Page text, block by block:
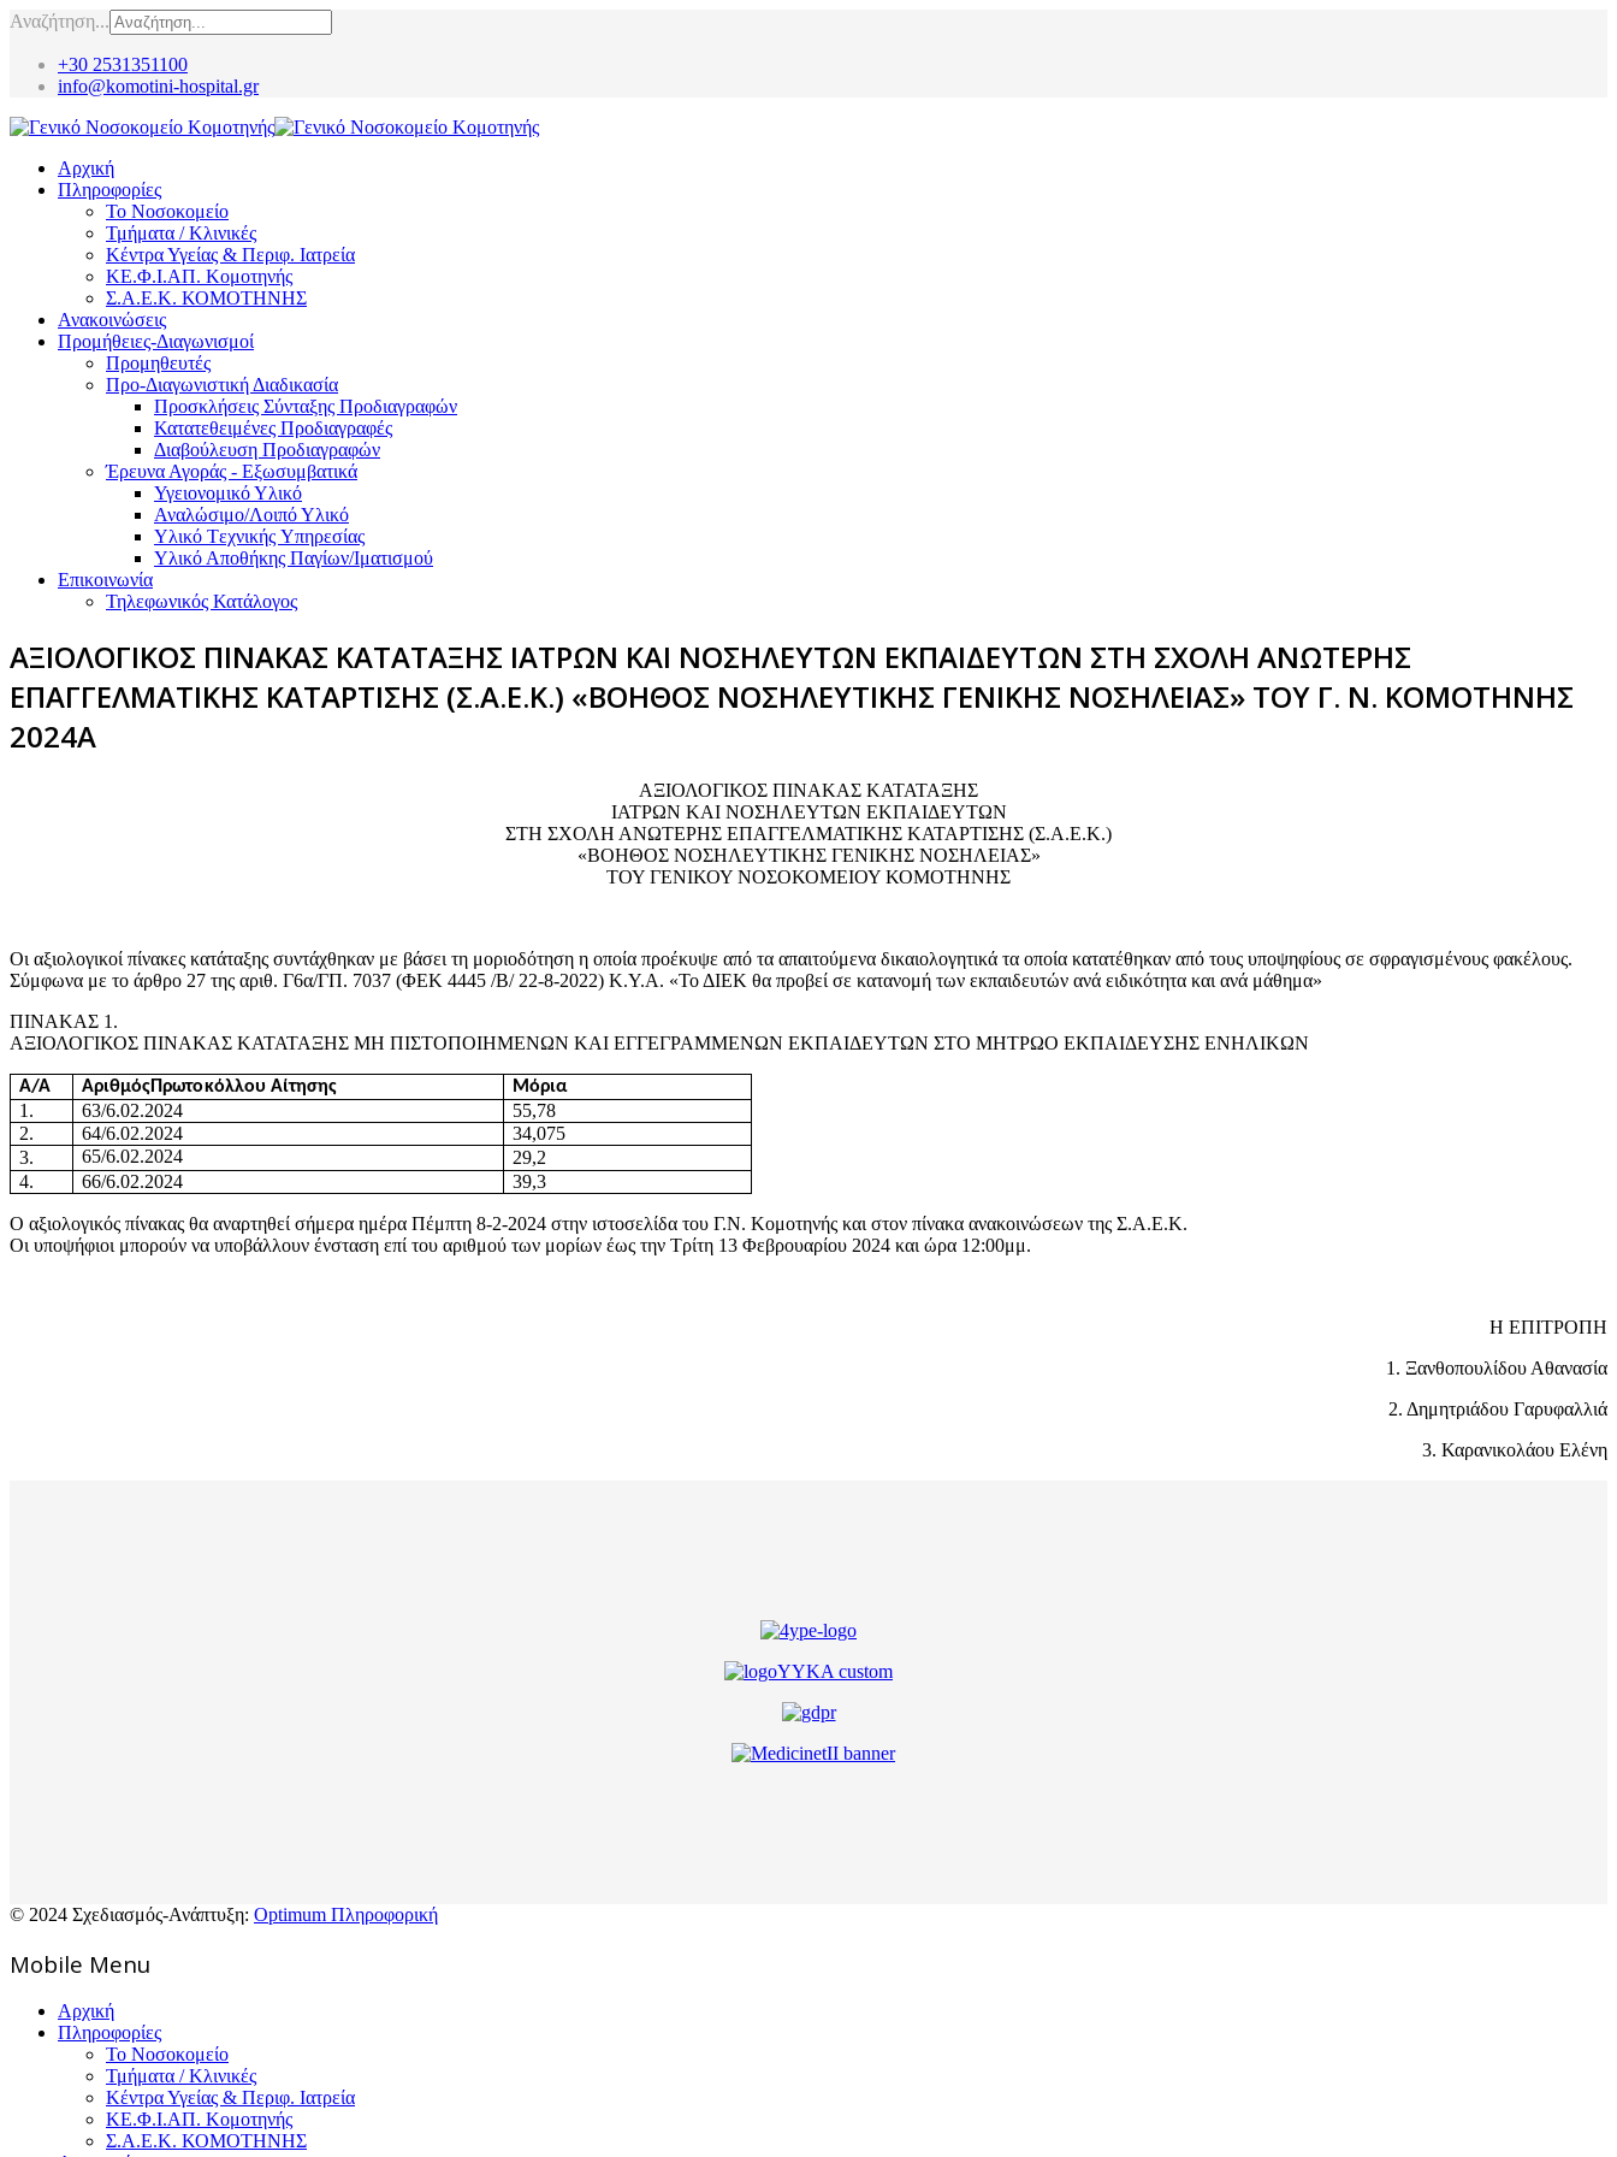
Αναζήτηση...
+30 2531351100
info@komotini-hospital.gr
Αρχική
Πληροφορίες
Το Νοσοκομείο
Τμήματα / Κλινικές
Κέντρα Υγείας & Περιφ. Ιατρεία
ΚΕ.Φ.Ι.ΑΠ. Κομοτηνής
Σ.Α.Ε.Κ. ΚΟΜΟΤΗΝΗΣ
Ανακοινώσεις
Προμήθειες-Διαγωνισμοί
Προμηθευτές
Προ-Διαγωνιστική Διαδικασία
Προσκλήσεις Σύνταξης Προδιαγραφών
Κατατεθειμένες Προδιαγραφές
Διαβούλευση Προδιαγραφών
Έρευνα Αγοράς - Εξωσυμβατικά
Υγειονομικό Υλικό
Αναλώσιμο/Λοιπό Υλικό
Υλικό Tεχνικής Yπηρεσίας
Υλικό Αποθήκης Παγίων/Ιματισμού
Επικοινωνία
Τηλεφωνικός Κατάλογος
ΑΞΙΟΛΟΓΙΚΟΣ ΠΙΝΑΚΑΣ ΚΑΤΑΤΑΞΗΣ ΙΑΤΡΩΝ ΚΑΙ ΝΟΣΗΛΕΥΤΩΝ ΕΚΠΑΙΔΕΥΤΩΝ ΣΤH ΣΧΟΛΗ ΑΝΩΤΕΡΗΣ
ΕΠΑΓΓΕΛΜΑΤΙΚΗΣ ΚΑΤΑΡΤΙΣΗΣ (Σ.Α.Ε.Κ.) «ΒΟΗΘΟΣ ΝΟΣΗΛΕΥΤΙΚΗΣ ΓΕΝΙΚΗΣ ΝΟΣΗΛΕΙΑΣ» ΤΟΥ Γ. Ν. ΚΟΜΟΤΗΝΗΣ
2024A
ΑΞΙΟΛΟΓΙΚΟΣ ΠΙΝΑΚΑΣ ΚΑΤΑΤΑΞΗΣ
ΙΑΤΡΩΝ ΚΑΙ ΝΟΣΗΛΕΥΤΩΝ ΕΚΠΑΙΔΕΥΤΩΝ
ΣΤH ΣΧΟΛΗ ΑΝΩΤΕΡΗΣ ΕΠΑΓΓΕΛΜΑΤΙΚΗΣ ΚΑΤΑΡΤΙΣΗΣ (Σ.Α.Ε.Κ.)
«ΒΟΗΘΟΣ ΝΟΣΗΛΕΥΤΙΚΗΣ ΓΕΝΙΚΗΣ ΝΟΣΗΛΕΙΑΣ»
ΤΟΥ ΓΕΝΙΚΟΥ ΝΟΣΟΚΟΜΕΙΟΥ ΚΟΜΟΤΗΝΗΣ
Οι αξιολογικοί πίνακες κατάταξης συντάχθηκαν με βάσει τη μοριοδότηση η οποία προέκυψε από τα απαιτούμενα δικαιολογητικά τα οποία κατατέθηκαν από τους υποψηφίους σε σφραγισμένους φακέλους.
Σύμφωνα με το άρθρο 27 της αριθ. Γ6α/ΓΠ. 7037 (ΦΕΚ 4445 /Β/ 22-8-2022) Κ.Υ.Α. «Το ΔΙΕΚ θα προβεί σε κατανομή των εκπαιδευτών ανά ειδικότητα και ανά μάθημα»
ΠΙΝΑΚΑΣ 1.
ΑΞΙΟΛΟΓΙΚΟΣ ΠΙΝΑΚΑΣ ΚΑΤΑΤΑΞΗΣ ΜΗ ΠΙΣΤΟΠΟΙΗΜΕΝΩΝ ΚΑΙ ΕΓΓΕΓΡΑΜΜΕΝΩΝ ΕΚΠΑΙΔΕΥΤΩΝ ΣΤΟ ΜΗΤΡΩΟ ΕΚΠΑΙΔΕΥΣΗΣ ΕΝΗΛΙΚΩΝ
Α/Α ΑριθμόςΠρωτοκόλλουΑίτησης Μόρια
1. 63/6.02.2024
55,78
2.
64/6.02.2024
34,075
3.
65/6.02.2024
29,2
4.
66/6.02.2024 39,3
Ο αξιολογικός πίνακας θα αναρτηθεί σήμερα ημέρα Πέμπτη 8-2-2024 στην ιστοσελίδα του Γ.Ν. Κομοτηνής και στον πίνακα ανακοινώσεων της Σ.Α.Ε.Κ.
Οι υποψήφιοι μπορούν να υποβάλλουν ένσταση επί του αριθμού των μορίων έως την Τρίτη 13 Φεβρουαρίου 2024 και ώρα 12:00μμ.
Η ΕΠΙΤΡΟΠΗ
1. Ξανθοπουλίδου Αθανασία
2. Δημητριάδου Γαρυφαλλιά
3. Καρανικολάου Ελένη
© 2024 Σχεδιασμός-Ανάπτυξη: Optimum Πληροφορική
Mοbile Menu
Αρχική
Πληροφορίες
Το Νοσοκομείο
Τμήματα / Κλινικές
Κέντρα Υγείας & Περιφ. Ιατρεία
ΚΕ.Φ.Ι.ΑΠ. Κομοτηνής
Σ.Α.Ε.Κ. ΚΟΜΟΤΗΝΗΣ